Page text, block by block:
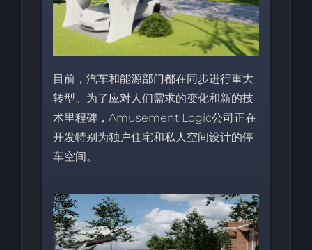
目前，汽车和能源部门都在同步进行重大
转型。为了应对人们需求的变化和新的技
术里程碑，Amusement Logic公司正在
开发特别为独户住宅和私人空间设计的停
车空间。